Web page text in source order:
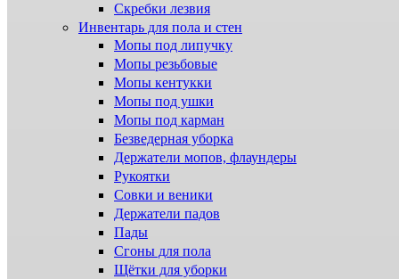
Скребки лезвия
Инвентарь для пола и стен
Мопы под липучку
Мопы резьбовые
Мопы кентукки
Мопы под ушки
Мопы под карман
Безведерная уборка
Держатели мопов, флаундеры
Рукоятки
Совки и веники
Держатели падов
Пады
Сгоны для пола
Щётки для уборки